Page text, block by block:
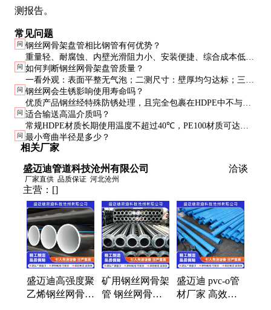
测报告。
常见问题
问 钢丝网骨架盘管相比钢管有何优势？
重量轻、耐腐蚀、内壁光滑阻力小、安装便捷、综合成本低。
特别在腐蚀性环境中，使用寿命是钢管的3-5倍，维护成本大
幅降低。
问 如何判断钢丝网骨架盘管质量？
一看外观：表面平整无气泡；二测尺寸：壁厚均匀达标；三验
压力：通过水压试验；四查报告：索要第三方检测证书。优质
产品钢丝网与HDPE结合紧密，无分层现象。
问 钢丝网会生锈影响使用寿命吗？
优质产品钢丝经特殊防锈处理，且完全包裹在HDPE中不与外
界接触，正常使用不会生锈。但若外护层破损导致钢丝暴露，
则可能锈蚀影响强度。
问 适合输送高温介质吗？
常规HDPE材质长期使用温度不超过40℃，PE100材质可达
60℃。如需输送更高温度介质，需选用特殊耐高温材料或考虑
其他管道类型。
问 最小弯曲半径是多少？
相关厂家
盛迈迪管道科技沧州有限公司 洽谈
厂家直供 品质保证 河北沧州
主营： []
盛迈迪高强度聚
乙烯钢丝网骨架
矿用钢丝网骨架
管 钢丝网骨架
盛迈迪 pvc-o管
材厂家 高效节